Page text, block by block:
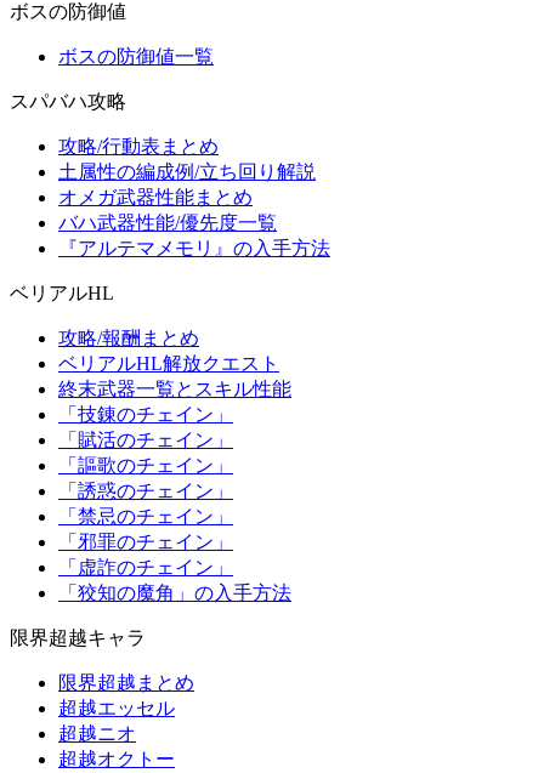
ボスの防御値
ボスの防御値一覧
スパバハ攻略
攻略/行動表まとめ
土属性の編成例/立ち回り解説
オメガ武器性能まとめ
バハ武器性能/優先度一覧
『アルテマメモリ』の入手方法
ベリアルHL
攻略/報酬まとめ
ベリアルHL解放クエスト
終末武器一覧とスキル性能
「技錬のチェイン」
「賦活のチェイン」
「謳歌のチェイン」
「誘惑のチェイン」
「禁忌のチェイン」
「邪罪のチェイン」
「虚詐のチェイン」
「狡知の魔角」の入手方法
限界超越キャラ
限界超越まとめ
超越エッセル
超越ニオ
超越オクトー